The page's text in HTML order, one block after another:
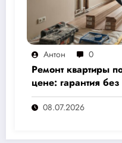
Антон 0
Ремонт квартиры
цене: гарантия
переплат
08.07.2026